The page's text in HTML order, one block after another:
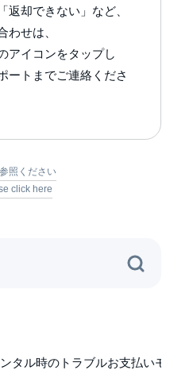
返却できない」など、
わせは、
アイコンをタップし
ートまでご連絡くださ
照ください
click here
タル時のトラブルお支払いモバ